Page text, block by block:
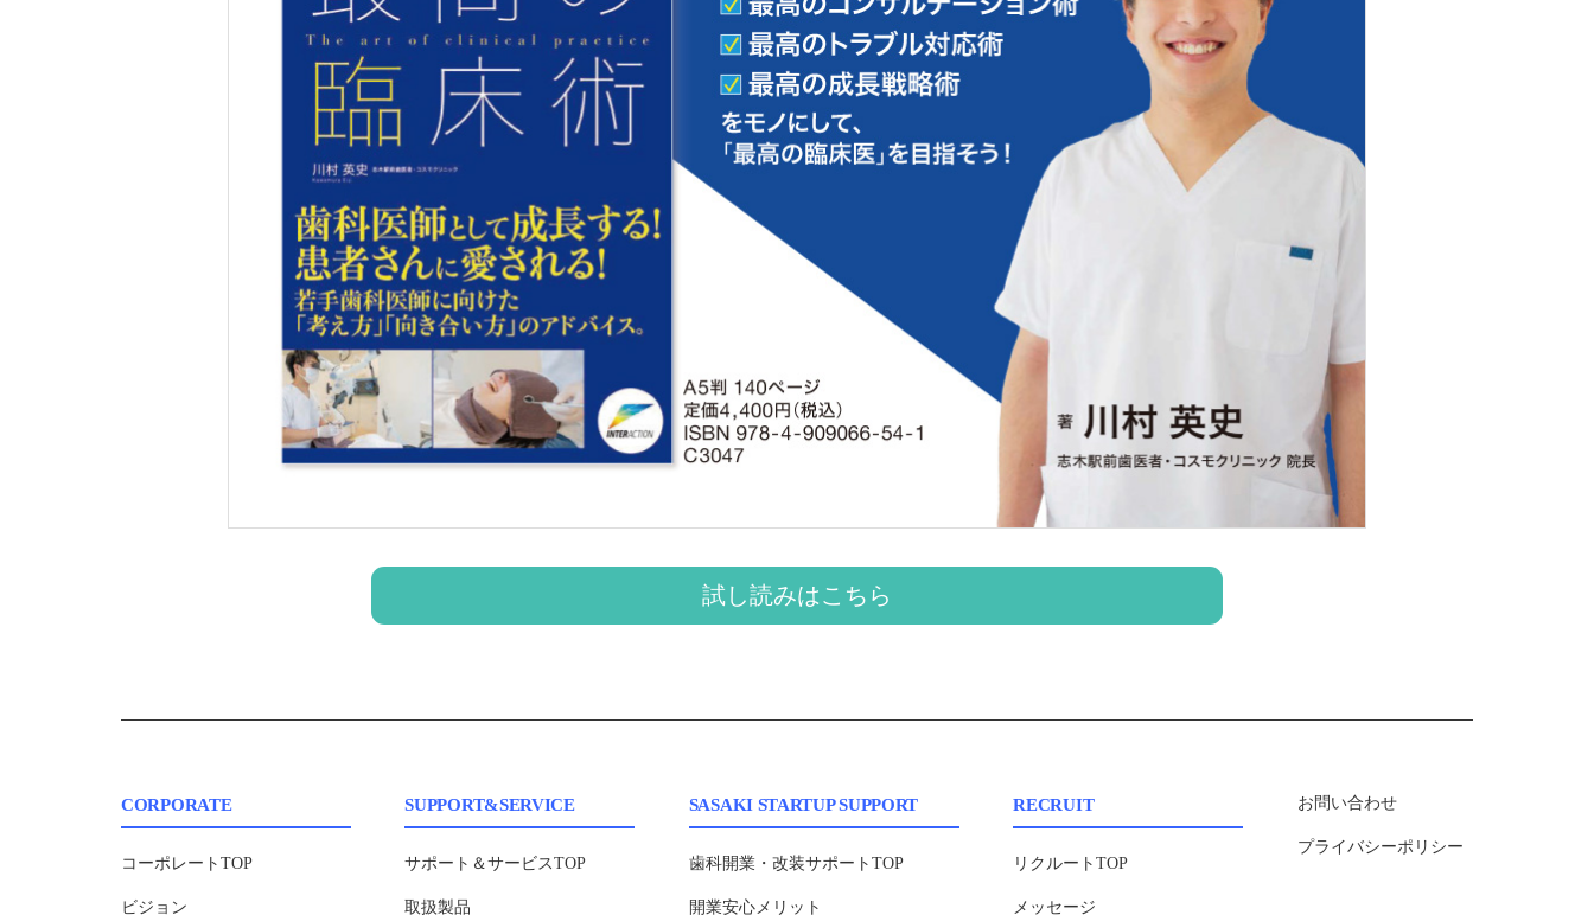
試し読みはこちら
CORPORATE
コーポレートTOP
ビジョン
SUPPORT&SERVICE
サポート＆サービスTOP
取扱製品
SASAKI STARTUP SUPPORT
歯科開業・改装サポートTOP
開業安心メリット
RECRUIT
リクルートTOP
メッセージ
お問い合わせ
プライバシーポリシー